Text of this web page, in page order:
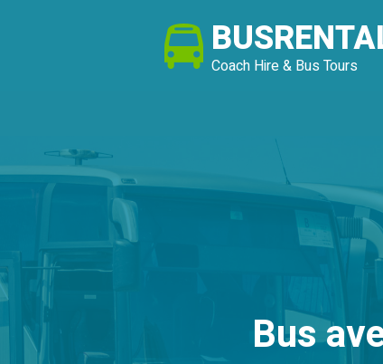
Coach Hire & Bus Tours
Bus